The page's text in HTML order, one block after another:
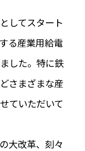
してスタート
る産業用給電
した。特に鉄
さまざまな産
ていただいて
大改革、刻々